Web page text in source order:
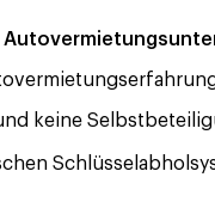
keine